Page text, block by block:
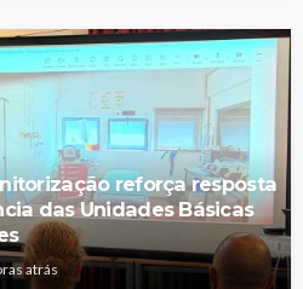
reforça resposta
das Unidades Básicas
atrás